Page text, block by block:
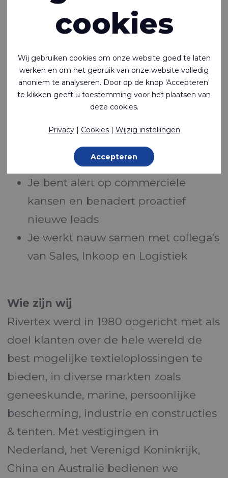
offertes, orders en levertijden. Maar dat
is nog niet alles:
Je begeleidt het hele orderproces,
van de eerste aanvraag tot de
uiteindelijke levering
Je verstuurt productinformatie,
offertes en samples en volgt deze
Je bent alert op commerciële
kansen en benadert proactief
nieuwe leads
Je werkt nauw samen met collega's
van Sales, Inkoop en Logistiek
Wie zijn wij
Rivertex werd in 1980 opgericht met als
doel klanten over de hele wereld de
best mogelijke textieloplossingen te
bieden, in diverse markten zoals
geneeskunde, marine, persoonlijke
bescherming, industrie en constructies
& tenten. Met vestigingen in
Nederland, het Verenigd Koninkrijk,
China en Australië bedienen we
cookies
Wij gebruiken cookies om onze website goed te laten
werken en om het gebruik van onze website volledig
anoniem te analyseren. Door op de knop 'Accepteren'
te klikken geeft u toestemming voor het plaatsen van
deze cookies.
Privacy| Cookies| Wijzig instellingen
Accepteren